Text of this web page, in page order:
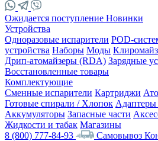
Ожидается поступление Новинки
Устройства
Одноразовые испарители POD-
устройства Наборы Моды
Дрип-атомайзеры (RDA) Зарядные
Восстановленные товары
Комплектующие
Сменные испарители Картриджи
Готовые спирали / Хлопок Адаптеры
Аккумуляторы Запасные части
Жидкости и табак Магазины
8 (800) 777-84-93
Самовывоз